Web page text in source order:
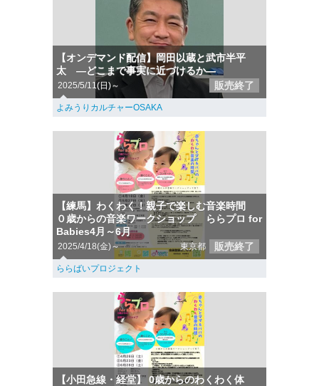
【オンデマンド配信】岡田以蔵と武市半平
太 ―どこまで事実に近づけるか―
2025/5/11(日)～ 販売終了
よみうりカルチャーOSAKA
【練馬】わくわく！親子で楽しむ音楽時間
０歳からの音楽ワークショップ ららプロ for
Babies4月～6月
2025/4/18(金)～ 東京都 販売終了
ららばいプロジェクト
【小田急線・経堂】 0歳からのわくわく体